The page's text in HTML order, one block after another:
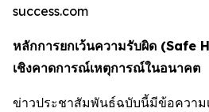
success.com
หลักการยกเว้นความรับผิด (Safe
เชิงคาดการณ์เหตุการณ์ในอนาคต
ข่าวประชาสัมพันธ์ฉบับนี้มีข้อควา